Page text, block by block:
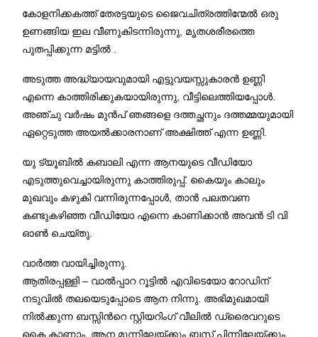
കോളനിക്കകത്ത് തേരട്ടയുടെ ജൈവചിത്രത്തിന്മേല്‍ ഒരു
ഉണങ്ങിയ ഇല വീണുകിടന്നിരുന്നു, മൃതശരീരത്തെ
പുതപ്പിക്കുന്ന മട്ടില്‍ .
അടുത്ത അദ്ധ്യായവുമായി എട്ടുവയസ്സുകാരൻ ഉണ്ണി
എന്നെ കാത്തിരിക്കുകയായിരുന്നു, വീട്ടിലെത്തിയപ്പോൾ.
അഞ്ചു വര്‍ഷം മുന്‍പ് ഞങ്ങളെ ദത്തച്ഛനും ദത്തമ്മയുമായി
ഏറ്റെടുത്ത അയൽക്കാരനാണ് അക്ഷിത്ത് എന്ന ഉണ്ണി.
യു ട്യൂബില്‍ കബാലി എന്ന ആനയുടെ വീഡിയോ
എടുത്തുവെച്ചായിരുന്നു കാത്തിരുപ്പ്. കൈയും കാലും
മുഖവും കഴുകി വന്നിരുന്നപ്പോള്‍, താൻ പലതവണ
കണ്ടുകഴിഞ്ഞ വീഡിയോ എന്നെ കാണിക്കാൻ അവന്‍ ടി വി
ഓണ്‍ ചെയ്തു.
വാര്‍ത്ത വായിച്ചിരുന്നു.
ആതിരപ്പള്ളി – വാൽപ്പാറ റൂട്ടിൽ എവിടെയോ റോഡിന്
നടുവില്‍ തലയെടുപ്പോടെ ആന നിന്നു. അഭിമുഖമായി
നില്‍ക്കുന്ന ബസ്സിന്‍റെ സ്റ്റിയറിംഗ് വീലില്‍ ഡ്രൈവറുടെ
കൈ കാണാം. ആന മുന്നിലേയ്ക്കും ബസ് പിന്നിലേയ്ക്കും